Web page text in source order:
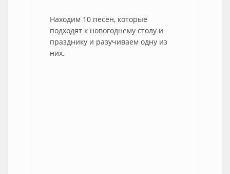
Находим 10 песен, которые
подходят к новогоднему столу и
празднику и разучиваем одну из
них.